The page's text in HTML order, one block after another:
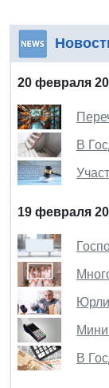
20 февраля
В
19 февраля
В